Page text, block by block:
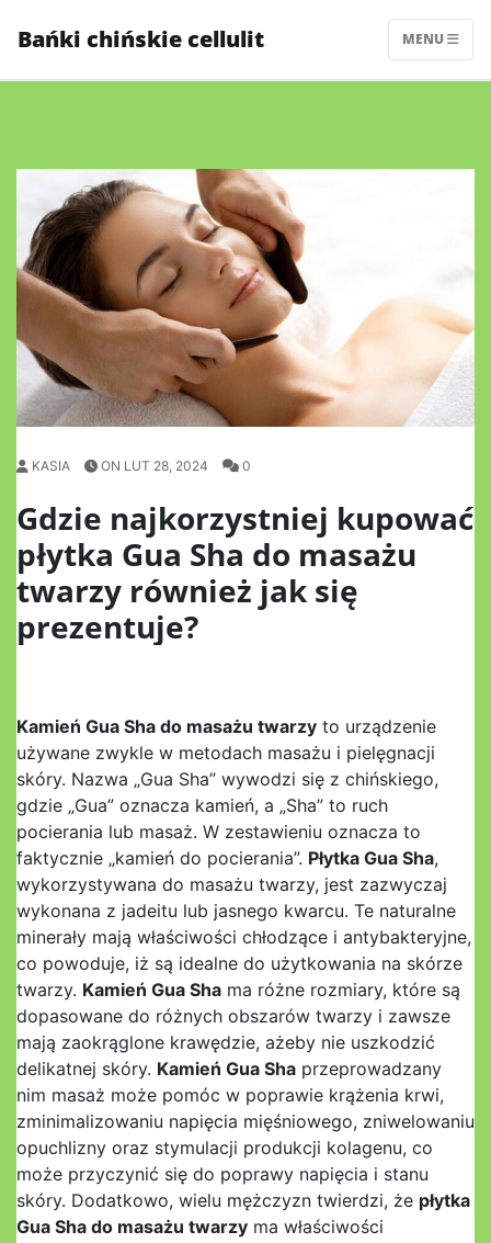
Bańki chińskie cellulit MENU
KASIA ON LUT 28, 2024 0
Gdzie najkorzystniej kupować
płytka Gua Sha do masażu
twarzy również jak się
prezentuje?
Kamień Gua Sha do masażu twarzy to urządzenie
używane zwykle w metodach masażu i pielęgnacji
skóry. Nazwa „Gua Sha” wywodzi się z chińskiego,
gdzie „Gua” oznacza kamień, a „Sha” to ruch
pocierania lub masaż. W zestawieniu oznacza to
faktycznie „kamień do pocierania”. Płytka Gua Sha,
wykorzystywana do masażu twarzy, jest zazwyczaj
wykonana z jadeitu lub jasnego kwarcu. Te naturalne
minerały mają właściwości chłodzące i antybakteryjne,
co powoduje, iż są idealne do użytkowania na skórze
twarzy. Kamień Gua Sha ma różne rozmiary, które są
dopasowane do różnych obszarów twarzy i zawsze
mają zaokrąglone krawędzie, ażeby nie uszkodzić
delikatnej skóry. Kamień Gua Sha przeprowadzany
nim masaż może pomóc w poprawie krążenia krwi,
zminimalizowaniu napięcia mięśniowego, zniwelowaniu
opuchlizny oraz stymulacji produkcji kolagenu, co
może przyczynić się do poprawy napięcia i stanu
skóry. Dodatkowo, wielu mężczyzn twierdzi, że płytka
Gua Sha do masażu twarzy ma właściwości